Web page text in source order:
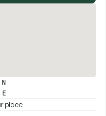
place